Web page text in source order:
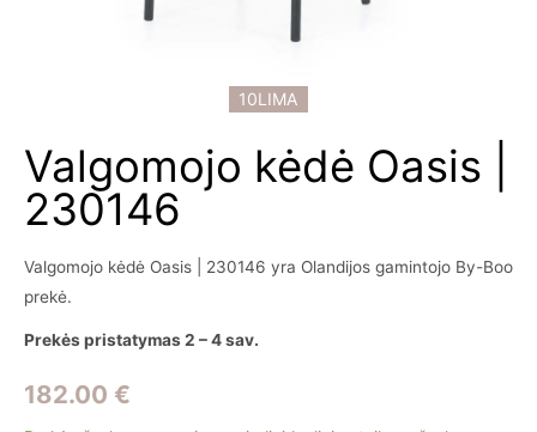
10LIMA
Valgomojo kėdė Oasis |
230146
Valgomojo kėdė Oasis | 230146 yra Olandijos gamintojo By-Boo
prekė.
Prekės pristatymas 2 – 4 sav.
182.00 €